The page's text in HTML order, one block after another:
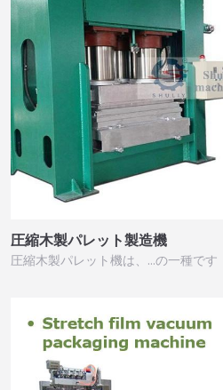
圧縮木製パレット製造機
圧縮木製パレット機は、…の一種です